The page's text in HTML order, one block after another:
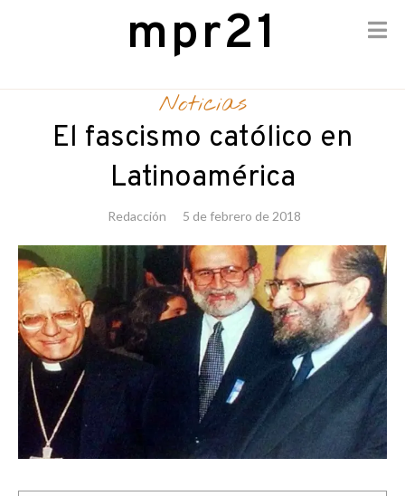
mpr21
Noticias
El fascismo católico en
Latinoamérica
Redacción 5 de febrero de 2018